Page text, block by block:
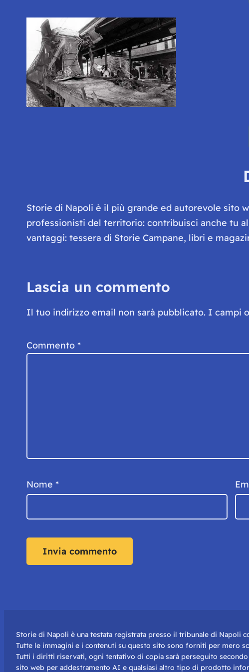
Storie di Napoli è il più grande ed autorevole sito
professionisti del territorio: contribuisci anche tu
vantaggi: tessera di Storie Campane, libri e
Lascia un commento
Il tuo indirizzo email non sarà pubblicato. I campi
Commento *
Nome *
Storie di Napoli è una testata registrata presso il tribunale di Napoli
Tutte le immagini e i contenuti su questo sito sono forniti per mero
Tutti i diritti riservati, ogni tentativo di copia sarà perseguito
sito web per addestramento AI e qualsiasi altro tipo di prodotto